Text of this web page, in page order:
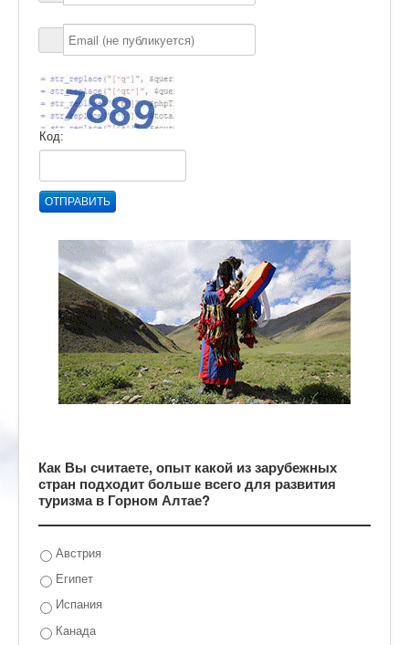
Код:
ОТПРАВИТЬ
Как Вы считаете, опыт какой из зарубежных
стран подходит больше всего для развития
туризма в Горном Алтае?
Австрия
Египет
Испания
Канада